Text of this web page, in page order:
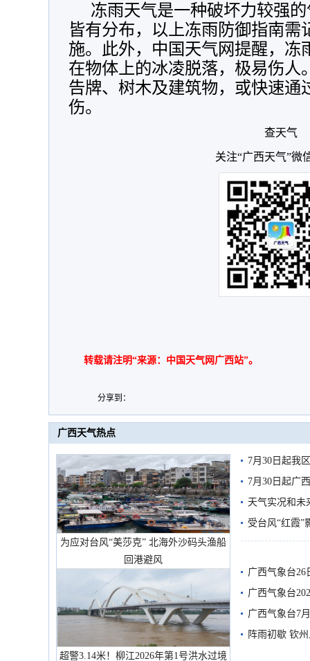
冻雨天气是一种破坏力较强
皆有分布，以上冻雨防御指南需
施。此外，中国天气网提醒，冻
在物体上的冰凌脱落，极易伤人
告牌、树木及建筑物，或快速通
伤。
查天气
关注“广西天气”微
转载请注明“来源：中国天气网广西站”。
分享到：
广西天气热点
为应对台风“美莎克” 北海外沙码头渔船
回港避风
超警3.14米！柳江2026年第1号洪水过境
7月30日起我
7月30日起广
天气实况和未
受台风“红霞”
有较强降雨
广西气象台26
广西气象台
预警
广西气象台7
阵雨初歇 钦